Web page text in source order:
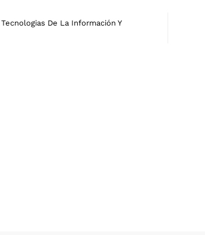
Tecnologias De La Información Y